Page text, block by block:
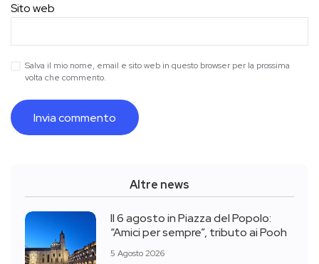
Sito web
Salva il mio nome, email e sito web in questo browser per la prossima
volta che commento.
Altre news
Il 6 agosto in Piazza del Popolo:
“Amici per sempre”, tributo ai Pooh
5 Agosto 2026